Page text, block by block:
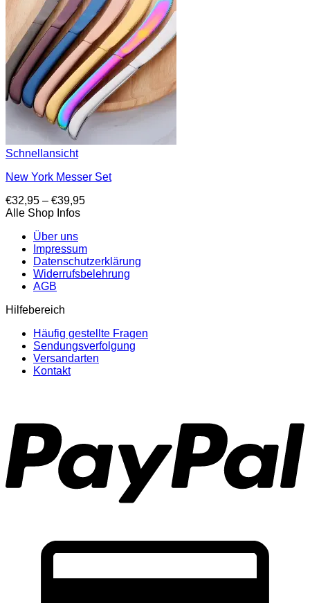
Schnellansicht
New York Messer Set
€32,95 – €39,95Preisspanne:
Alle Shop Infos
Über uns
Impressum
Datenschutzerklärung
Widerrufsbelehrung
AGB
Hilfebereich
Häufig gestellte Fragen
Sendungsverfolgung
Versandarten
Kontakt